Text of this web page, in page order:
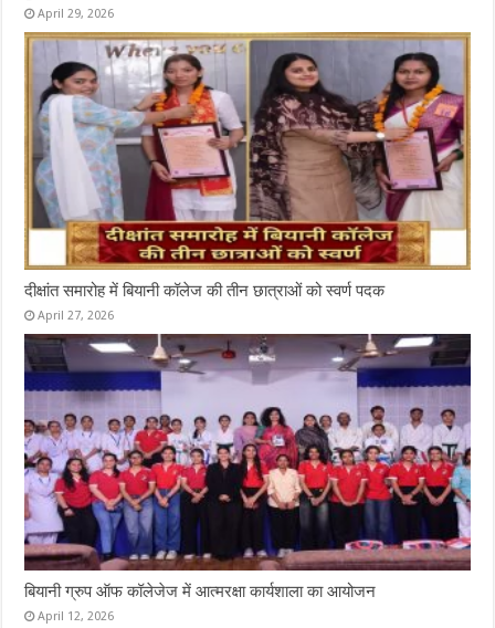
April 29, 2026
दीक्षांत समारोह में बियानी कॉलेज की तीन छात्राओं को स्वर्ण पदक
April 27, 2026
बियानी ग्रुप ऑफ कॉलेजेज में आत्मरक्षा कार्यशाला का आयोजन
April 12, 2026